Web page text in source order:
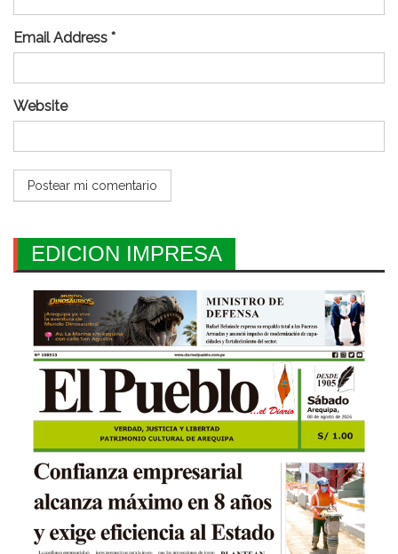
Email Address *
Website
EDICION IMPRESA